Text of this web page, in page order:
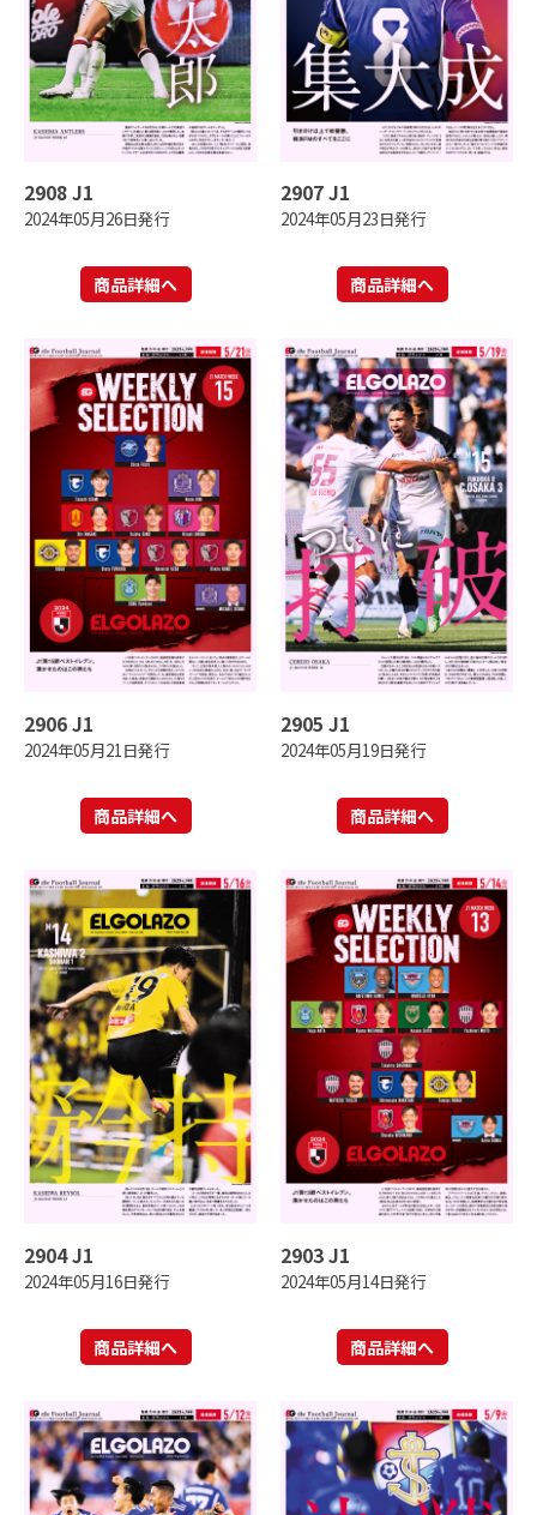
2908 J1
2024年05月26日発行
商品詳細へ
2907 J1
2024年05月23日発行
商品詳細へ
2906 J1
2024年05月21日発行
商品詳細へ
2905 J1
2024年05月19日発行
商品詳細へ
2904 J1
2024年05月16日発行
商品詳細へ
2903 J1
2024年05月14日発行
商品詳細へ